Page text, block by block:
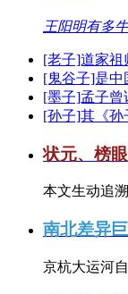
王阳明有多
[老子]道家祖
[鬼谷子]是中
[墨子]孟子曾
[孙子]其《孙
状元、榜
本文生动追
南北差异
京杭大运河